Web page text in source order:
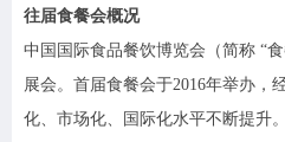
往届食餐会概况
中国国际食品餐饮博览会（简称 “
展会。首届食餐会于2016年举办，
化、市场化、国际化水平不断提升